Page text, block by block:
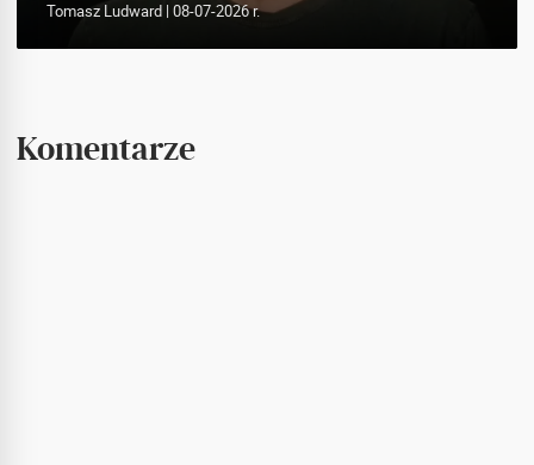
Tomasz Ludward| 08-07-2026 r.
Komentarze